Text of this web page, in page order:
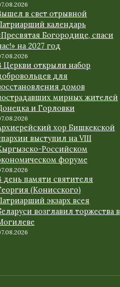
в свет отрывной
календарь
Богородице, спаси
на 2027 год
Церкви открыли набор
для
домов
мирных жителей
и Горловки
хор Бишкекской
выступил на VIII
Российском
форуме
день памяти святителя
(Конисского)
экзарх всея
возглавил торжества в